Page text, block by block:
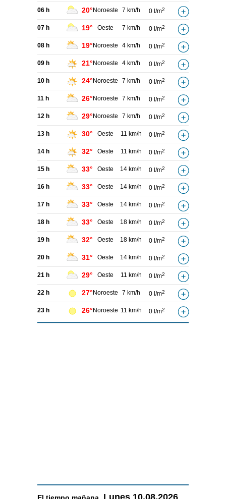
06 h 20° Noroeste 7 km/h 0 l/m2
07 h 19° Oeste 7 km/h 0 l/m2
08 h 19° Noroeste 4 km/h 0 l/m2
09 h 21° Noroeste 4 km/h 0 l/m2
10 h 24° Noroeste 7 km/h 0 l/m2
11 h 26° Noroeste 7 km/h 0 l/m2
12 h 29° Noroeste 7 km/h 0 l/m2
13 h 30° Oeste 11 km/h 0 l/m2
14 h 32° Oeste 11 km/h 0 l/m2
15 h 33° Oeste 14 km/h 0 l/m2
16 h 33° Oeste 14 km/h 0 l/m2
17 h 33° Oeste 14 km/h 0 l/m2
18 h 33° Oeste 18 km/h 0 l/m2
19 h 32° Oeste 18 km/h 0 l/m2
20 h 31° Oeste 14 km/h 0 l/m2
21 h 29° Oeste 11 km/h 0 l/m2
22 h 27° Noroeste 7 km/h 0 l/m2
23 h 26° Noroeste 11 km/h 0 l/m2